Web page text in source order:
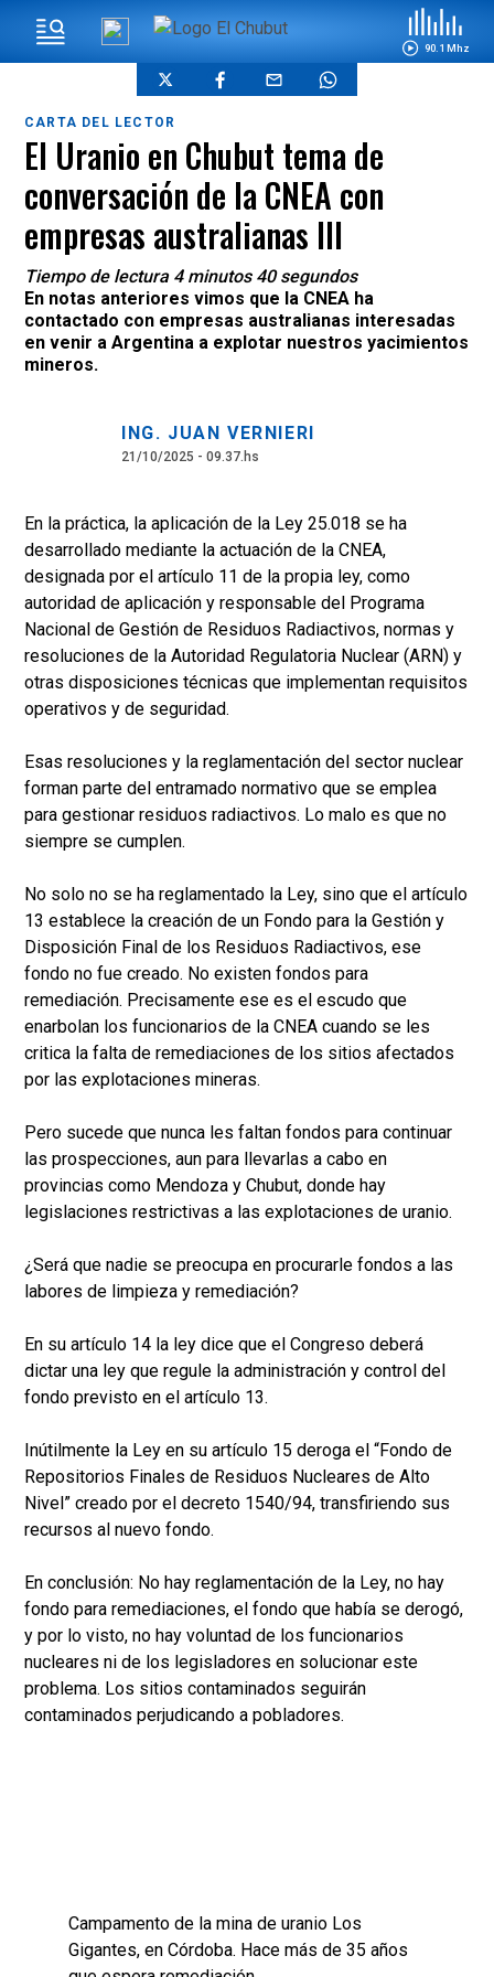
90.1 Mhz
CARTA DEL LECTOR
El Uranio en Chubut tema de
conversación de la CNEA con
empresas australianas III
Tiempo de lectura 4 minutos 40 segundos
En notas anteriores vimos que la CNEA ha
contactado con empresas australianas interesadas
en venir a Argentina a explotar nuestros yacimientos
mineros.
ING. JUAN VERNIERI
21/10/2025 - 09.37.hs
En la práctica, la aplicación de la Ley 25.018 se ha
desarrollado mediante la actuación de la CNEA,
designada por el artículo 11 de la propia ley, como
autoridad de aplicación y responsable del Programa
Nacional de Gestión de Residuos Radiactivos, normas y
resoluciones de la Autoridad Regulatoria Nuclear (ARN) y
otras disposiciones técnicas que implementan requisitos
operativos y de seguridad.
Esas resoluciones y la reglamentación del sector nuclear
forman parte del entramado normativo que se emplea
para gestionar residuos radiactivos. Lo malo es que no
siempre se cumplen.
No solo no se ha reglamentado la Ley, sino que el artículo
13 establece la creación de un Fondo para la Gestión y
Disposición Final de los Residuos Radiactivos, ese
fondo no fue creado. No existen fondos para
remediación. Precisamente ese es el escudo que
enarbolan los funcionarios de la CNEA cuando se les
critica la falta de remediaciones de los sitios afectados
por las explotaciones mineras.
Pero sucede que nunca les faltan fondos para continuar
las prospecciones, aun para llevarlas a cabo en
provincias como Mendoza y Chubut, donde hay
legislaciones restrictivas a las explotaciones de uranio.
¿Será que nadie se preocupa en procurarle fondos a las
labores de limpieza y remediación?
En su artículo 14 la ley dice que el Congreso deberá
dictar una ley que regule la administración y control del
fondo previsto en el artículo 13.
Inútilmente la Ley en su artículo 15 deroga el “Fondo de
Repositorios Finales de Residuos Nucleares de Alto
Nivel” creado por el decreto 1540/94, transfiriendo sus
recursos al nuevo fondo.
En conclusión: No hay reglamentación de la Ley, no hay
fondo para remediaciones, el fondo que había se derogó,
y por lo visto, no hay voluntad de los funcionarios
nucleares ni de los legisladores en solucionar este
problema. Los sitios contaminados seguirán
contaminados perjudicando a pobladores.
Campamento de la mina de uranio Los
Gigantes, en Córdoba. Hace más de 35 años